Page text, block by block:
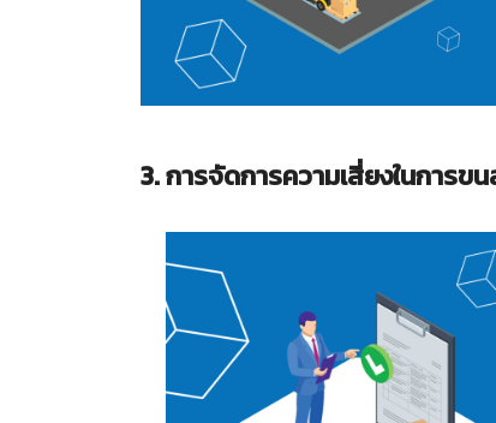
Search
for:
3. การจัดการความเสี่ยงในการ